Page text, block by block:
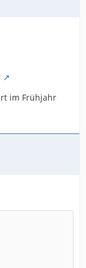
im Frühjahr